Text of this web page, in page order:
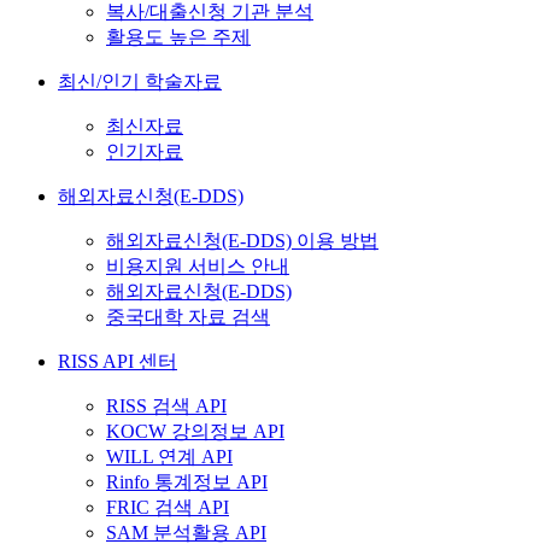
복사/대출신청 기관 분석
활용도 높은 주제
최신/인기 학술자료
최신자료
인기자료
해외자료신청(E-DDS)
해외자료신청(E-DDS) 이용 방법
비용지원 서비스 안내
해외자료신청(E-DDS)
중국대학 자료 검색
RISS API 센터
RISS 검색 API
KOCW 강의정보 API
WILL 연계 API
Rinfo 통계정보 API
FRIC 검색 API
SAM 분석활용 API